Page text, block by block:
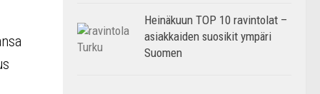
Heinäkuun TOP 10 ravintolat –
asiakkaiden suosikit ympäri
Suomen